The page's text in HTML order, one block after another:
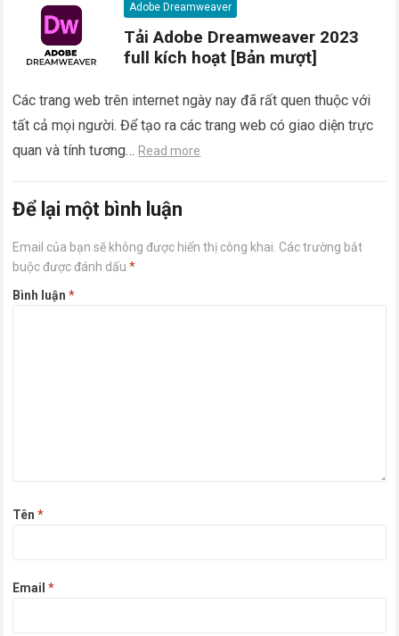
Adobe Dreamweaver
Tải Adobe Dreamweaver 2023
full kích hoạt [Bản mượt]
Các trang web trên internet ngày nay đã rất quen thuộc với
tất cả mọi người. Để tạo ra các trang web có giao diện trực
quan và tính tương… Read more
Để lại một bình luận
Email của bạn sẽ không được hiển thị công khai. Các trường bắt
buộc được đánh dấu*
Bình luận*
Tên*
Email*